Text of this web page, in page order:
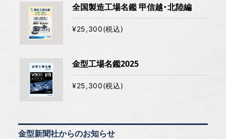
全国製造工場名鑑 甲信越・北陸編
¥25,300(税込)
金型工場名鑑2025
¥25,300(税込)
金型新聞社からのお知らせ